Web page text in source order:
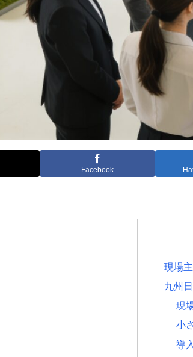
Facebook
現場
九州
現
小
導